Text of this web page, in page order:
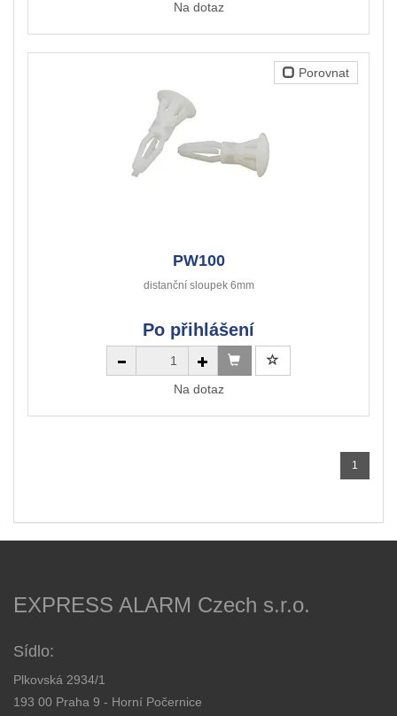
Na dotaz
Porovnat
PW100
distanční sloupek 6mm
Po přihlášení
Na dotaz
1
EXPRESS ALARM Czech s.r.o.
Sídlo:
Plkovská 2934/1
193 00 Praha 9 - Horní Počernice